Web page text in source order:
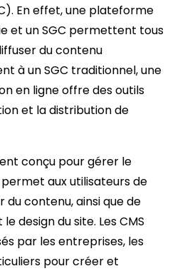
En effet, une plateforme
et un SGC permettent tous
du contenu
à un SGC traditionnel, une
en ligne offre des outils
et la distribution de
conçu pour gérer le
aux utilisateurs de
contenu, ainsi que de
design du site. Les CMS
par les entreprises, les
pour créer et